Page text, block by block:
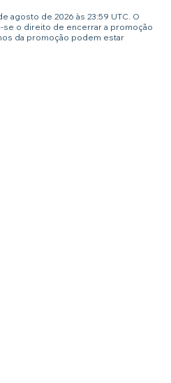
agosto de 2026 às 23:59 UTC. O
o direito de encerrar a promoção
da promoção podem estar